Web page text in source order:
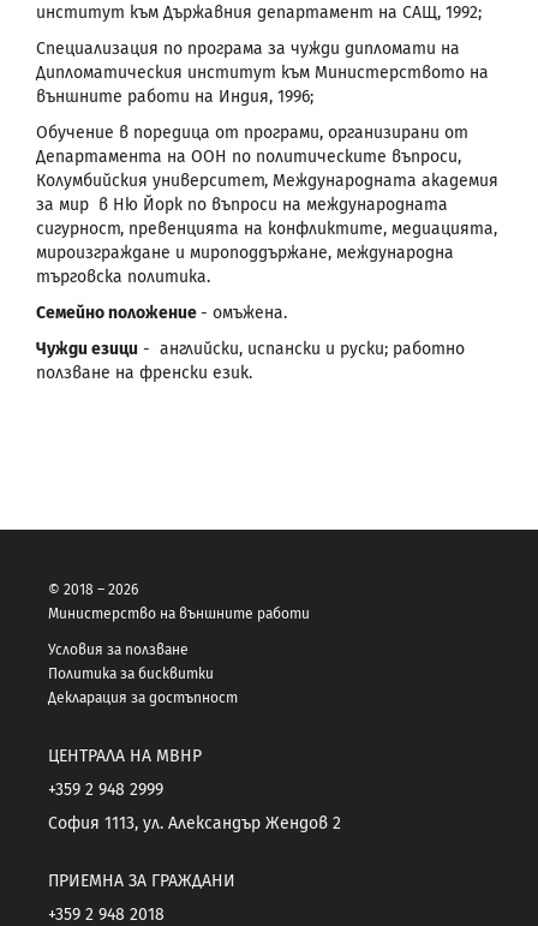
институт към Държавния департамент на САЩ, 1992;
Специализация по програма за чужди дипломати на
Дипломатическия институт към Министерството на
външните работи на Индия, 1996;
Обучение в поредица от програми, организирани от
Департамента на ООН по политическите въпроси,
Колумбийския университет, Международната академия
за мир в Ню Йорк по въпроси на международната
сигурност, превенцията на конфликтите, медиацията,
мироизграждане и мироподдържане, международна
търговска политика.
Семейно положение- омъжена.
Чужди езици - английски, испански и руски; работно
ползване на френски език.
© 2018 – 2026
Министерство на външните работи
Условия за ползване
Политика за бисквитки
Декларация за достъпност
ЦЕНТРАЛА НА МВНР
+359 2 948 2999
София 1113, ул. Александър Жендов 2
ПРИЕМНА ЗА ГРАЖДАНИ
+359 2 948 2018